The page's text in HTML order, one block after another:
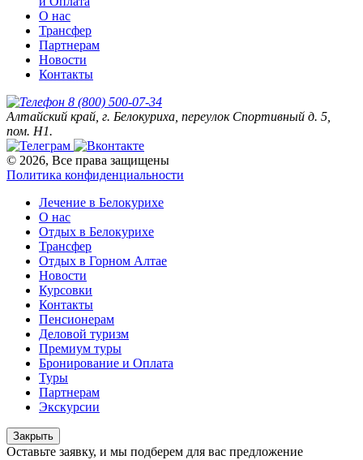
О нас
Трансфер
Партнерам
Новости
Контакты
8 (800) 500-07-34
Алтайский край, г. Белокуриха, переулок Спортивный д. 5,
пом. Н1.
© 2026, Все права защищены
Политика конфиденциальности
Лечение в Белокурихе
О нас
Отдых в Белокурихе
Трансфер
Отдых в Горном Алтае
Новости
Курсовки
Контакты
Пенсионерам
Деловой туризм
Премиум туры
Бронирование и Оплата
Туры
Партнерам
Экскурсии
Закрыть
Оставьте заявку, и мы подберем для вас предложение